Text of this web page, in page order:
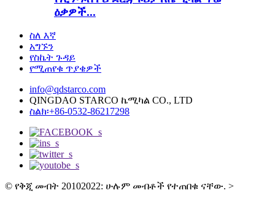
ዕቃዎች...
ስለ እኛ
አግኙን
የስኬት ጉዳይ
የሚጠየቁ ጥያቄዎች
info@qdstarco.com
QINGDAO STARCO ኬሚካል CO., LTD
ስልክ፡+86-0532-86217298
© የቅጂ መብት 20102022: ሁሉም መብቶች የተጠበቁ ናቸው. >